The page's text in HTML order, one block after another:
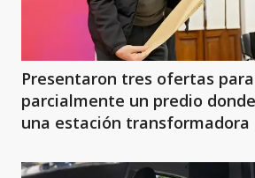
Presentaron tres ofertas
parcialmente un predio
una estación transformadora